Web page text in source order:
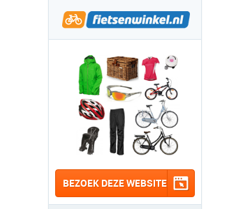
BEZOEK DEZE WEBSITE